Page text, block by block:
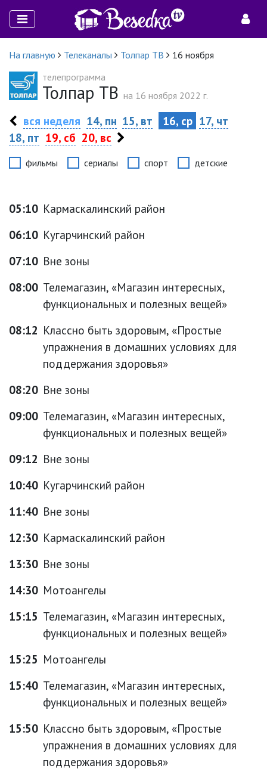
На главную Телеканалы Толпар ТВ
16 ноября
телепрограмма
Толпар ТВ на 16 ноября 2022 г.
вся неделя 14, пн 15, вт 16, ср 17, чт
18, пт 19, сб 20, вс
фильмы сериалы спорт детские
05:10 Кармаскалинский район
06:10 Кугарчинский район
07:10 Вне зоны
08:00 Телемагазин, «Магазин интересных,
функциональных и полезных вещей»
08:12 Классно быть здоровым, «Простые
упражнения в домашних условиях для
поддержания здоровья»
08:20 Вне зоны
09:00 Телемагазин, «Магазин интересных,
функциональных и полезных вещей»
09:12 Вне зоны
10:40 Кугарчинский район
11:40 Вне зоны
12:30 Кармаскалинский район
13:30 Вне зоны
14:30 Мотоангелы
15:15 Телемагазин, «Магазин интересных,
функциональных и полезных вещей»
15:25 Мотоангелы
15:40 Телемагазин, «Магазин интересных,
функциональных и полезных вещей»
15:50 Классно быть здоровым, «Простые
упражнения в домашних условиях для
поддержания здоровья»